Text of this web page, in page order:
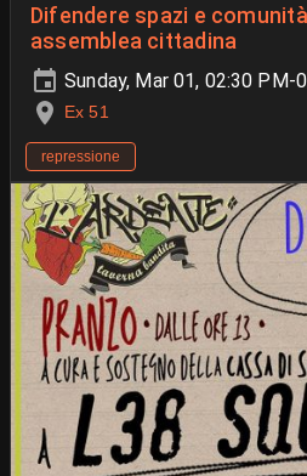
Difendere spazi e
assemblea cittadina
Sunday, Mar 01, 02:30 PM-
Ex 51
repressione